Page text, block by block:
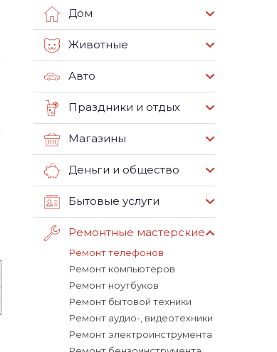
Дом
Животные
Авто
Праздники и отдых
Магазины
Деньги и общество
Бытовые услуги
Ремонтные мастерские
Ремонт телефонов
Ремонт компьютеров
Ремонт ноутбуков
Ремонт бытовой техники
Ремонт аудио-, видеотехники
Ремонт электроинструмента